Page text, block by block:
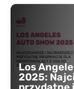
Los
2025: